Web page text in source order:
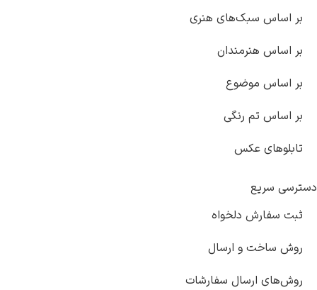
هنری
رنگی
ارسال
سفارشات